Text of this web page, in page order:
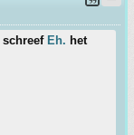
schreef Eh. het